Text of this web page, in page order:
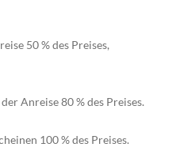
50 % des Preises,
Anreise 80 % des Preises.
100 % des Preises.